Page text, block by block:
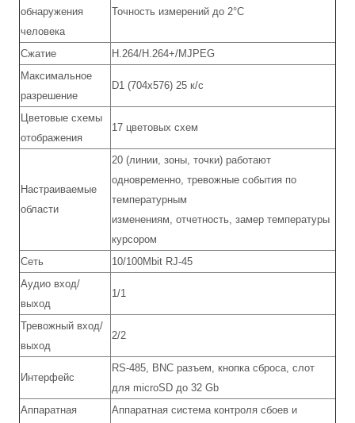
обнаружения
человека
Точность измерений до 2°C
Сжатие
H.264/H.264+/MJPEG
Максимальное
разрешение
D1 (704х576) 25 к/с
Цветовые схемы
отображения
17 цветовых схем
Настраиваемые
области
20 (линии, зоны, точки) работают
одновременно, тревожные события по
температурным
изменениям, отчетность, замер температуры
курсором
Сеть
10/100Mbit RJ-45
Аудио вход/
выход
1/1
Тревожный вход/
выход
2/2
Интерфейс
RS-485, BNC разъем, кнопка сброса, слот
для microSD до 32 Gb
Аппаратная
Аппаратная система контроля сбоев и